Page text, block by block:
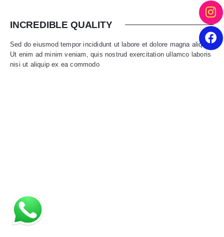
INCREDIBLE QUALITY
Sed do eiusmod tempor incididunt ut labore et dolore magna aliqua.
Ut enim ad minim veniam, quis nostrud exercitation ullamco laboris
nisi ut aliquip ex ea commodo